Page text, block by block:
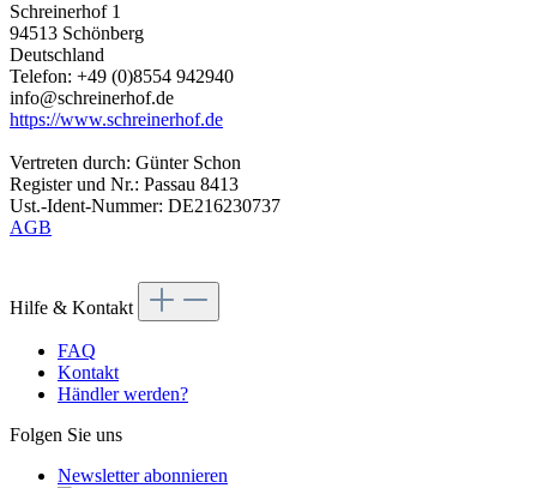
Schreinerhof 1
94513 Schönberg
Deutschland
Telefon: +49 (0)8554 942940
info@schreinerhof.de
https://www.schreinerhof.de
Vertreten durch: Günter Schon
Register und Nr.: Passau 8413
Ust.-Ident-Nummer: DE216230737
AGB
Hilfe & Kontakt
FAQ
Kontakt
Händler werden?
Folgen Sie uns
Newsletter abonnieren